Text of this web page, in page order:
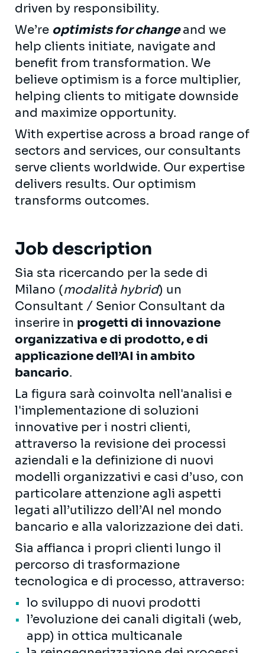
driven by responsibility.
We’re optimists for changeand we
help clients initiate, navigate and
benefit from transformation. We
believe optimism is a force multiplier,
helping clients to mitigate downside
and maximize opportunity.
With expertise across a broad range of
sectors and services, our consultants
serve clients worldwide. Our expertise
delivers results. Our optimism
transforms outcomes.
Job description
Sia sta ricercando per la sede di
Milano (modalità hybrid) un
Consultant / Senior Consultant da
inserire in progetti di innovazione
organizzativa e di prodotto, e di
applicazione dell’AI in ambito
bancario.
La figura sarà coinvolta nell'analisi e
l'implementazione di soluzioni
innovative per i nostri clienti,
attraverso la revisione dei processi
aziendali e la definizione di nuovi
modelli organizzativi e casi d’uso, con
particolare attenzione agli aspetti
legati all’utilizzo dell’AI nel mondo
bancario e alla valorizzazione dei dati.
Sia affianca i propri clienti lungo il
percorso di trasformazione
tecnologica e di processo, attraverso:
lo sviluppo di nuovi prodotti
l’evoluzione dei canali digitali (web,
app) in ottica multicanale